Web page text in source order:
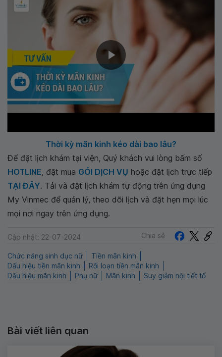
Thời kỳ mãn kinh kéo dài bao lâu?
Để đặt lịch khám tại viện, Quý khách vui lòng bấm số
HOTLINE, đặt mua GÓI DỊCH VỤ hoặc đặt lịch trực tiếp
TẠI ĐÂY. Tải và đặt lịch khám tự động trên ứng dụng
My Vinmec để quản lý, theo dõi lịch và đặt hẹn mọi lúc
mọi nơi ngay trên ứng dụng.
Cập nhật: 22-07-2024 Chia sẻ
Chức năng sinh dục nữ
Tiền mãn kinh
Dấu hiệu tiền mãn kinh
Rối loạn tiền mãn kinh
Dấu hiệu mãn kinh
Phụ nữ Mãn kinh Suy giảm nội tiết tố
Bài viết liên quan